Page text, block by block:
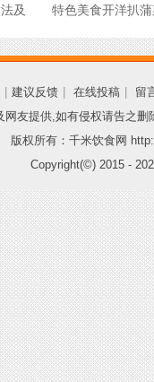
及 特色美食开洋扒
建议反馈 在线投稿
留
友提供,如有侵权请告之
版权所有：千米饮食网
Copyright(©) 2015 -